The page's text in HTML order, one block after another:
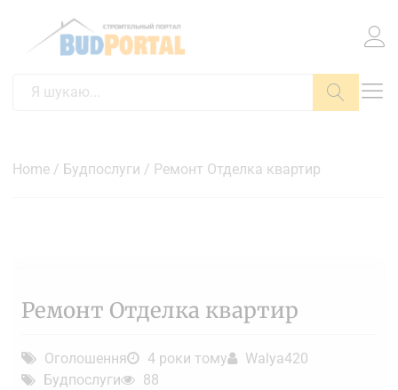
Home / Будпослуги / Ремонт Отделка квартир
Ремонт Отделка квартир
Оголошення 4 роки тому
Walya420
Будпослуги
88